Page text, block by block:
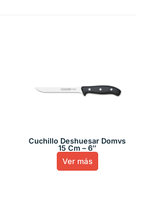
Cuchillo Deshuesar Domvs
15 Cm – 6″
Ver más